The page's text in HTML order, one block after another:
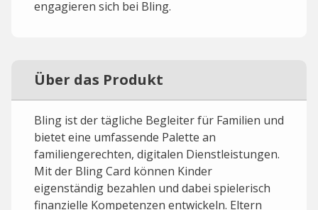
engagieren sich bei Bling.
Über das Produkt
Bling ist der tägliche Begleiter für Familien und
bietet eine umfassende Palette an
familiengerechten, digitalen Dienstleistungen.
Mit der Bling Card können Kinder
eigenständig bezahlen und dabei spielerisch
finanzielle Kompetenzen entwickeln. Eltern